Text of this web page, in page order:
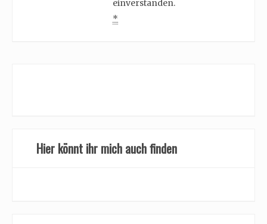
einverstanden.
*
Hier könnt ihr mich auch finden